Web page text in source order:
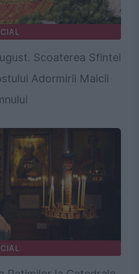
Scoaterea Sfintei
Adormirii Maicii